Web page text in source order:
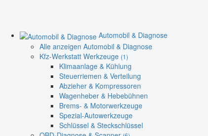
Automobil & Diagnose
Alle anzeigen Automobil & Diagnose
Kfz-Werkstatt Werkzeuge (1)
Klimaanlage & Kühlung
Steuerriemen & Verteilung
Abzieher & Kompressoren
Wagenheber & Hebebühnen
Brems- & Motorwerkzeuge
Spezial-Autowerkzeuge
Schlüssel & Steckschlüssel